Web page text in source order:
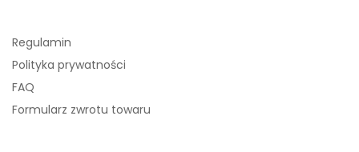
Regulamin
Polityka prywatności
FAQ
Formularz zwrotu towaru